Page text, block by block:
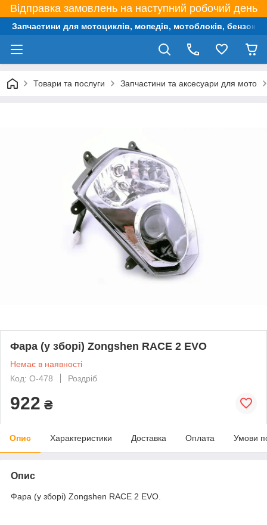
Відправка замовлень на наступний робочий день
Запчастини для мотоциклів, мопедів, мотоблоків,
Товари та послуги Запчастини та аксесуари для мото
Фара (у зборі) Zongshen RACE 2 EVO
Немає в наявності
Код: O-478
Роздріб
922 ₴
Опис Характеристики Доставка Оплата Умови
Опис
Фара (у зборі) Zongshen RACE 2 EVO.